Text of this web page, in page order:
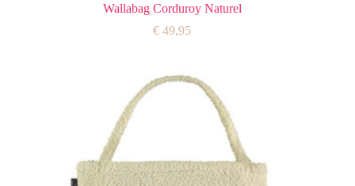
Wallabag Corduroy Naturel
€ 49,95